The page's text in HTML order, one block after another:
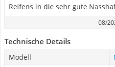
Reifens in die sehr gute
08/
Technische Details
Modell